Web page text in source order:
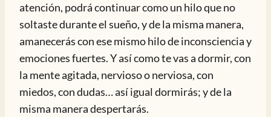
atención, podrá continuar como un hilo que no
soltaste durante el sueño, y de la misma manera,
amanecerás con ese mismo hilo de inconsciencia y
emociones fuertes. Y así como te vas a dormir, con
la mente agitada, nervioso o nerviosa, con
miedos, con dudas… así igual dormirás; y de la
misma manera despertarás.